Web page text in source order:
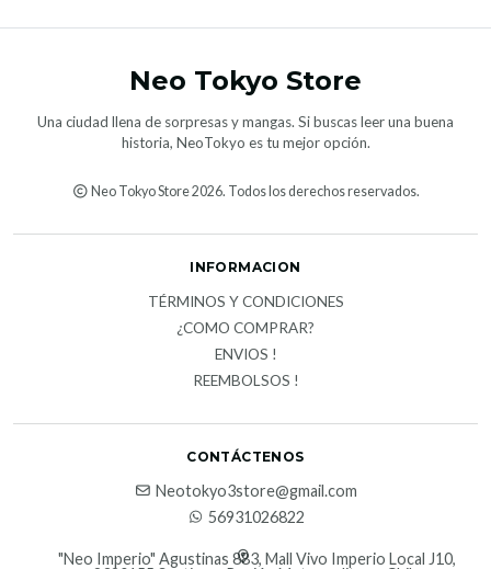
Neo Tokyo Store
Una ciudad llena de sorpresas y mangas. Si buscas leer una buena
historia, NeoTokyo es tu mejor opción.
Neo Tokyo Store 2026. Todos los derechos reservados.
INFORMACION
TÉRMINOS Y CONDICIONES
¿COMO COMPRAR?
ENVIOS !
REEMBOLSOS !
CONTÁCTENOS
Neotokyo3store@gmail.com
56931026822
"Neo Imperio" Agustinas 883, Mall Vivo Imperio Local J10,